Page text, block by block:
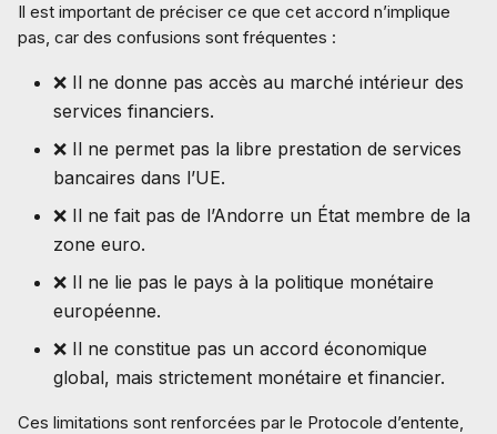
Il est important de préciser ce que cet accord n’implique
pas, car des confusions sont fréquentes :
❌ Il ne donne pas accès au marché intérieur des
services financiers.
❌ Il ne permet pas la libre prestation de services
bancaires dans l’UE.
❌ Il ne fait pas de l’Andorre un État membre de la
zone euro.
❌ Il ne lie pas le pays à la politique monétaire
européenne.
❌ Il ne constitue pas un accord économique
global, mais strictement monétaire et financier.
Ces limitations sont renforcées par le Protocole d’entente,